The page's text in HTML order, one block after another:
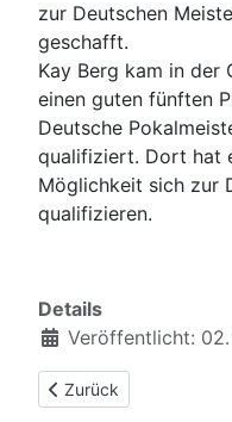
zur Deutschen
geschafft.
Kay Berg kam in der
einen guten fünften
Deutsche
qualifiziert. Dort hat
Möglichkeit sich zur
qualifizieren.
Details
Veröffentlicht:
Vorheriger Beitrag: 1.
Zurück